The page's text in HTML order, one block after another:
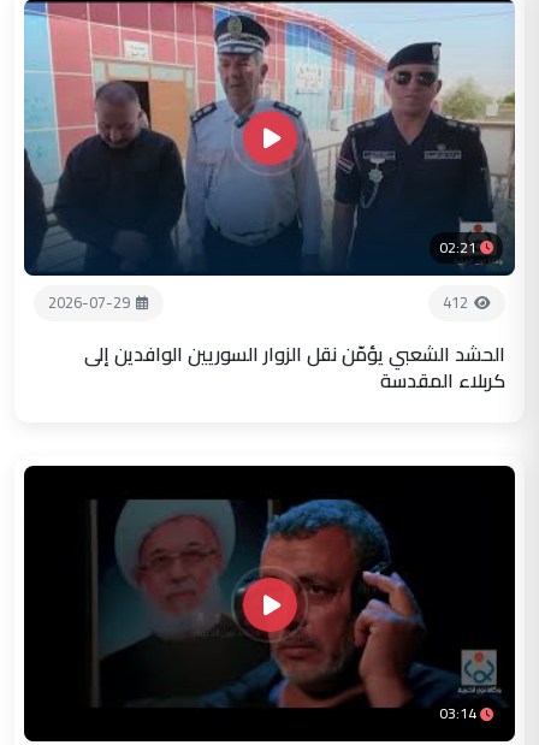
02:21
412
2026-07-29
الحشد الشعبي يؤمّن نقل الزوار السوريين الوافدين إلى
كربلاء المقدسة
03:14